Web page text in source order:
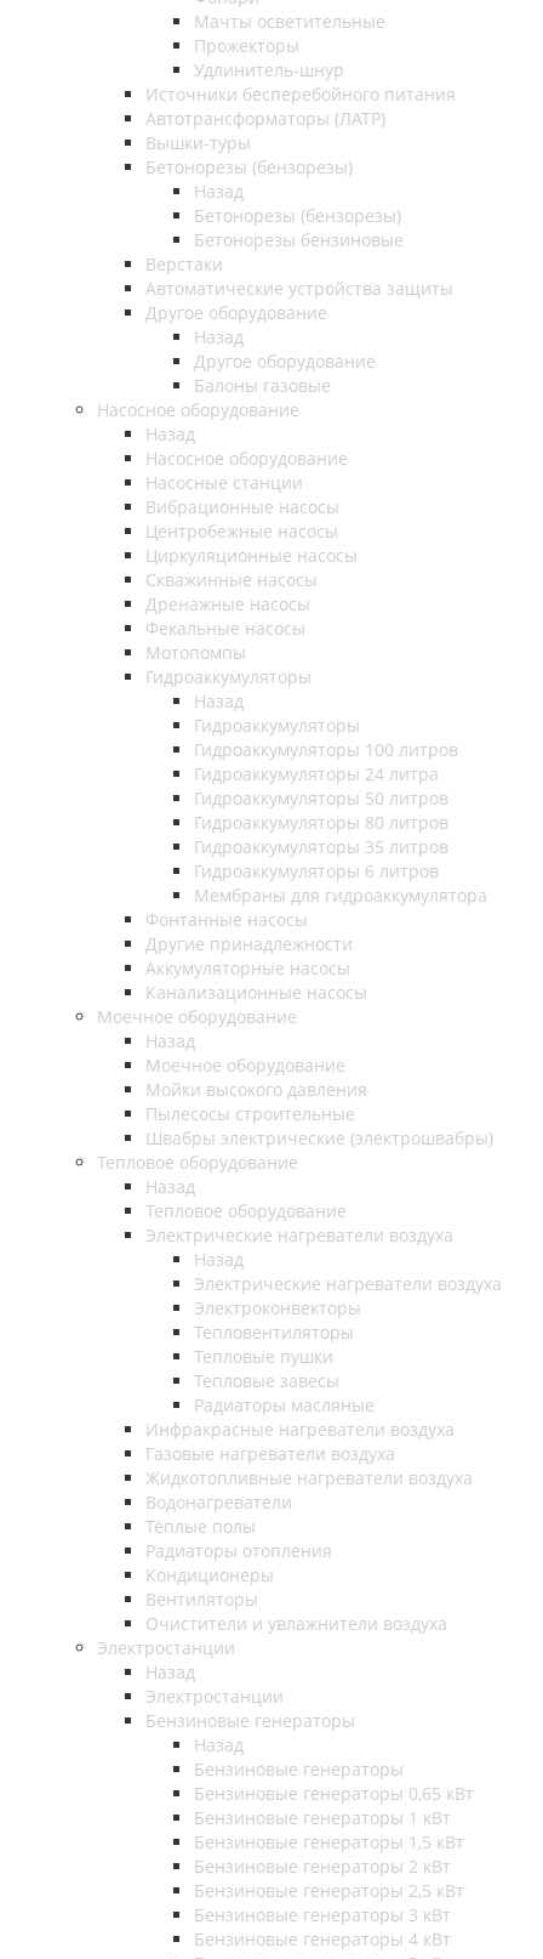
Мачты осветительные
Прожекторы
Удлинитель-шнур
Источники бесперебойного питания
Автотрансформаторы (ЛАТР)
Вышки-туры
Бетонорезы (бензорезы)
Назад
Бетонорезы (бензорезы)
Бетонорезы бензиновые
Верстаки
Автоматические устройства защиты
Другое оборудование
Назад
Другое оборудование
Балоны газовые
Насосное оборудование
Назад
Насосное оборудование
Насосные станции
Вибрационные насосы
Центробежные насосы
Циркуляционные насосы
Скважинные насосы
Дренажные насосы
Фекальные насосы
Мотопомпы
Гидроаккумуляторы
Назад
Гидроаккумуляторы
Гидроаккумуляторы 100 литров
Гидроаккумуляторы 24 литра
Гидроаккумуляторы 50 литров
Гидроаккумуляторы 80 литров
Гидроаккумуляторы 35 литров
Гидроаккумуляторы 6 литров
Мембраны для гидроаккумулятора
Фонтанные насосы
Другие принадлежности
Аккумуляторные насосы
Канализационные насосы
Моечное оборудование
Назад
Моечное оборудование
Мойки высокого давления
Пылесосы строительные
Швабры электрические (электрошвабры)
Тепловое оборудование
Назад
Тепловое оборудование
Электрические нагреватели воздуха
Назад
Электрические нагреватели воздуха
Электроконвекторы
Тепловентиляторы
Тепловые пушки
Тепловые завесы
Радиаторы масляные
Инфракрасные нагреватели воздуха
Газовые нагреватели воздуха
Жидкотопливные нагреватели воздуха
Водонагреватели
Тёплые полы
Радиаторы отопления
Кондиционеры
Вентиляторы
Очистители и увлажнители воздуха
Электростанции
Назад
Электростанции
Бензиновые генераторы
Назад
Бензиновые генераторы
Бензиновые генераторы 0,65 кВт
Бензиновые генераторы 1 кВт
Бензиновые генераторы 1,5 кВт
Бензиновые генераторы 2 кВт
Бензиновые генераторы 2,5 кВт
Бензиновые генераторы 3 кВт
Бензиновые генераторы 4 кВт